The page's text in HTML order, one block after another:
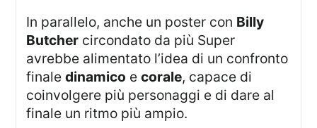
In parallelo, anche un poster con Billy
Butcher circondato da più Super
avrebbe alimentato l’idea di un confronto
finaledinamico ecorale, capace di
coinvolgere più personaggi e di dare al
finale un ritmo più ampio.